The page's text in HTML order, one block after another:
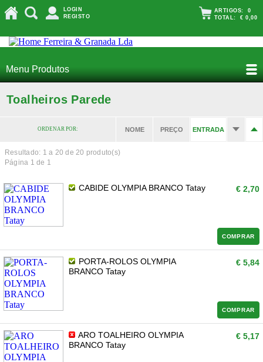
LOGIN
REGISTO
ARTIGOS: 0
TOTAL: € 0,00
Menu Produtos
Toalheiros Parede
ORDENAR POR: NOME PREÇO ENTRADA
Resultado: 1 a 20 de 20 produto(s)
Página 1 de 1
CABIDE OLYMPIA BRANCO Tatay € 2,70
COMPRAR
PORTA-ROLOS OLYMPIA
BRANCO Tatay
€ 5,84
COMPRAR
ARO TOALHEIRO OLYMPIA
BRANCO Tatay
€ 5,17